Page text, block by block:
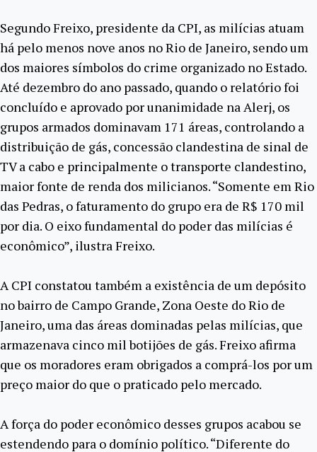
Segundo Freixo, presidente da CPI, as milícias atuam
há pelo menos nove anos no Rio de Janeiro, sendo um
dos maiores símbolos do crime organizado no Estado.
Até dezembro do ano passado, quando o relatório foi
concluído e aprovado por unanimidade na Alerj, os
grupos armados dominavam 171 áreas, controlando a
distribuição de gás, concessão clandestina de sinal de
TV a cabo e principalmente o transporte clandestino,
maior fonte de renda dos milicianos. “Somente em Rio
das Pedras, o faturamento do grupo era de R$ 170 mil
por dia. O eixo fundamental do poder das milícias é
econômico”, ilustra Freixo.
A CPI constatou também a existência de um depósito
no bairro de Campo Grande, Zona Oeste do Rio de
Janeiro, uma das áreas dominadas pelas milícias, que
armazenava cinco mil botijões de gás. Freixo afirma
que os moradores eram obrigados a comprá-los por um
preço maior do que o praticado pelo mercado.
A força do poder econômico desses grupos acabou se
estendendo para o domínio político. “Diferente do